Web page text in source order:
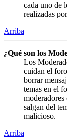
cada uno de
realizadas
Arriba
¿Qué son los
Los
cuidan el
borrar
temas en el
moderadores
salgan del
malicioso.
Arriba